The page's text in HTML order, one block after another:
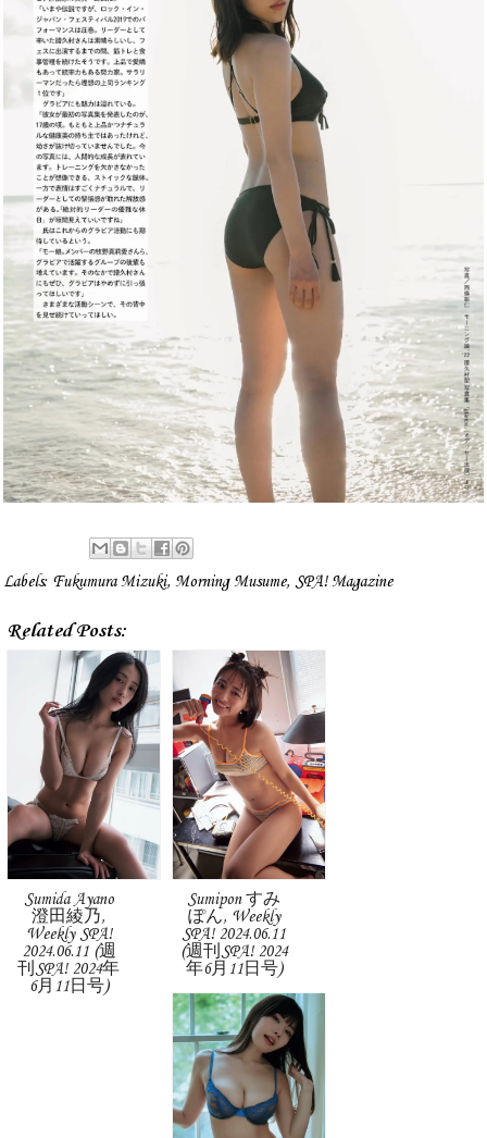
Labels: Fukumura Mizuki, Morning Musume, SPA! Magazine
Related Posts:
Sumida Ayano
澄田綾乃,
Weekly SPA!
2024.06.11 (週
刊SPA! 2024年
6月11日号)
Sumipon すみ
ぽん, Weekly
SPA! 2024.06.11
(週刊SPA! 2024
年6月11日号)